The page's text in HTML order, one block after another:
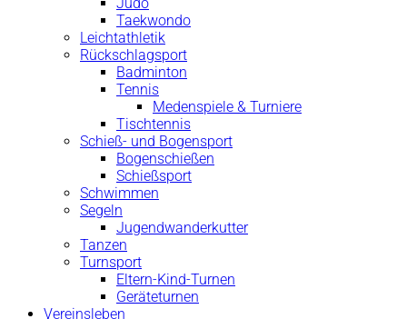
Taekwondo
Leichtathletik
Rückschlagsport
Badminton
Tennis
Medenspiele & Turniere
Tischtennis
Schieß- und Bogensport
Bogenschießen
Schießsport
Schwimmen
Segeln
Jugendwanderkutter
Tanzen
Turnsport
Eltern-Kind-Turnen
Geräteturnen
Vereinsleben